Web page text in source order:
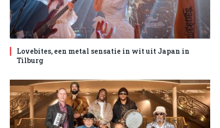
Lovebites, een metal sensatie in wit uit Japan in
Tilburg